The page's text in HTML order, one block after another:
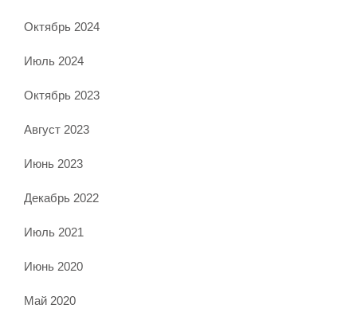
Октябрь 2024
Июль 2024
Октябрь 2023
Август 2023
Июнь 2023
Декабрь 2022
Июль 2021
Июнь 2020
Май 2020